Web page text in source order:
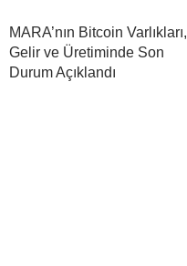
MARA’nın Bitcoin Varlıkları,
Gelir ve Üretiminde Son
Durum Açıklandı